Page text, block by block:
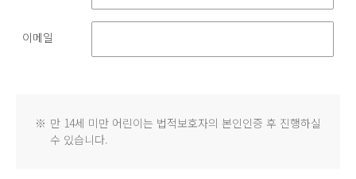
이메일
※ 만 14세 미만 어린이는 법적보호자의 본인인증 후 진행하실
수 있습니다.